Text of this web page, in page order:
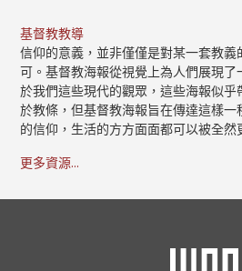
基督教教導
信仰的意義，並非僅僅是對某一套教
可。基督教海報從視覺上為人們展現
於我們這些現代的觀眾，這些海報似
於教條，但基督教海報旨在傳達這樣
的信仰，生活的方方面面都可以被全然
更多資源...